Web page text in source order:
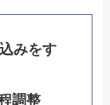
みをす
調整